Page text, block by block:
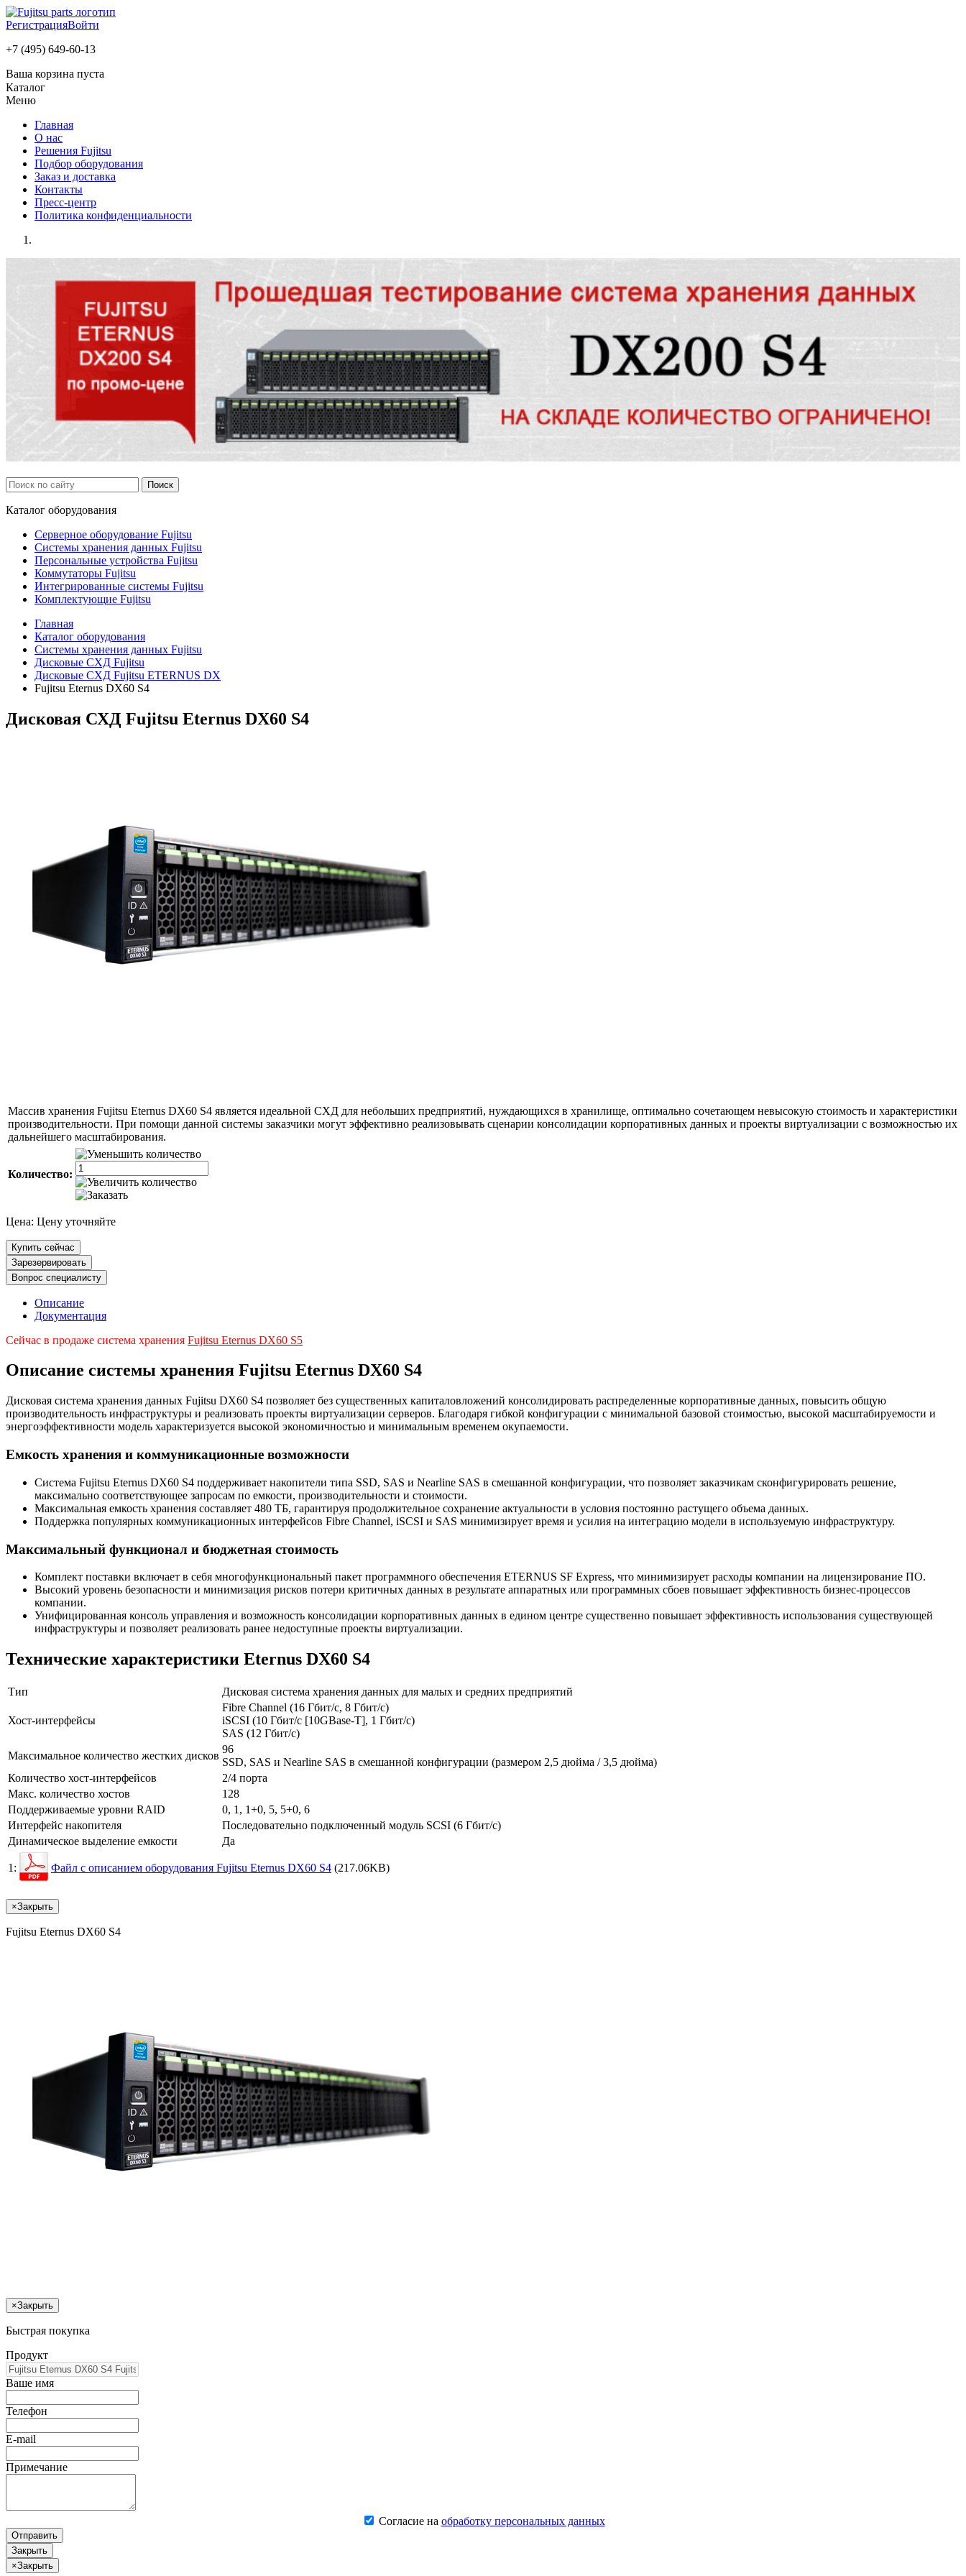
РегистрацияВойти
+7 (495) 649-60-13
Ваша корзина пуста
Каталог
Меню
Главная
О нас
Решения Fujitsu
Подбор оборудования
Заказ и доставка
Контакты
Пресс-центр
Политика конфиденциальности
Каталог оборудования
Серверное оборудование Fujitsu
Системы хранения данных Fujitsu
Персональные устройства Fujitsu
Коммутаторы Fujitsu
Интегрированные системы Fujitsu
Комплектующие Fujitsu
Главная
Каталог оборудования
Системы хранения данных Fujitsu
Дисковые СХД Fujitsu
Дисковые СХД Fujitsu ETERNUS DX
Fujitsu Eternus DX60 S4
Дисковая СХД Fujitsu Eternus DX60 S4
Массив хранения Fujitsu Eternus DX60 S4 является идеальной СХД для небольших предприятий, нуждающихся в хранилище, оптимально сочетающем невысокую стоимость и характеристики
производительности. При помощи данной системы заказчики могут эффективно реализовывать сценарии консолидации корпоративных данных и проекты виртуализации с возможностью их
дальнейшего масштабирования.
Количество:
Цена: Цену уточняйте
Купить сейчас
Зарезервировать
Вопрос специалисту
Описание
Документация
Сейчас в продаже система хранения Fujitsu Eternus DX60 S5
Описание системы хранения Fujitsu Eternus DX60 S4
Дисковая система хранения данных Fujitsu DX60 S4 позволяет без существенных капиталовложений консолидировать распределенные корпоративные данных, повысить общую
производительность инфраструктуры и реализовать проекты виртуализации серверов. Благодаря гибкой конфигурации с минимальной базовой стоимостью, высокой масштабируемости и
энергоэффективности модель характеризуется высокой экономичностью и минимальным временем окупаемости.
Емкость хранения и коммуникационные возможности
Система Fujitsu Eternus DX60 S4 поддерживает накопители типа SSD, SAS и Nearline SAS в смешанной конфигурации, что позволяет заказчикам сконфигурировать решение,
максимально соответствующее запросам по емкости, производительности и стоимости.
Максимальная емкость хранения составляет 480 ТБ, гарантируя продолжительное сохранение актуальности в условия постоянно растущего объема данных.
Поддержка популярных коммуникационных интерфейсов Fibre Channel, iSCSI и SAS минимизирует время и усилия на интеграцию модели в используемую инфраструктуру.
Максимальный функционал и бюджетная стоимость
Комплект поставки включает в себя многофункциональный пакет программного обеспечения ETERNUS SF Express, что минимизирует расходы компании на лицензирование ПО.
Высокий уровень безопасности и минимизация рисков потери критичных данных в результате аппаратных или программных сбоев повышает эффективность бизнес-процессов
компании.
Унифицированная консоль управления и возможность консолидации корпоративных данных в едином центре существенно повышает эффективность использования существующей
инфраструктуры и позволяет реализовать ранее недоступные проекты виртуализации.
Технические характеристики Eternus DX60 S4
Тип Дисковая система хранения данных для малых и средних предприятий
Хост-интерфейсы
Fibre Channel (16 Гбит/с, 8 Гбит/с)
iSCSI (10 Гбит/с [10GBase-T], 1 Гбит/с)
SAS (12 Гбит/с)
Максимальное количество жестких дисков
96
SSD, SAS и Nearline SAS в смешанной конфигурации (размером 2,5 дюйма / 3,5 дюйма)
Количество хост-интерфейсов
2/4 порта
Макс. количество хостов
128
Поддерживаемые уровни RAID
0, 1, 1+0, 5, 5+0, 6
Интерфейс накопителя
Последовательно подключенный модуль SCSI (6 Гбит/с)
Динамическое выделение емкости
Да
1: Файл с описанием оборудования Fujitsu Eternus DX60 S4 (217.06KB)
×Закрыть
Fujitsu Eternus DX60 S4
×Закрыть
Быстрая покупка
Продукт
Ваше имя
Телефон
E-mail
Примечание
Согласие на обработку персональных данных
Отправить
Закрыть
×Закрыть